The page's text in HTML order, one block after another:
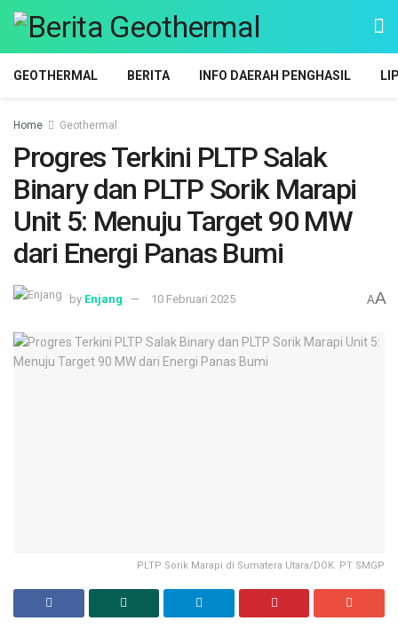
GEOTHERMAL BERITA INFO DAERAH PENGHASIL
Home Geothermal
Progres Terkini PLTP Salak
Binary dan PLTP Sorik Marapi
Unit 5: Menuju Target 90 MW
dari Energi Panas Bumi
by Enjang 10 Februari 2025 AA
PLTP Sorik Marapi di Sumatera Utara/DOK. PT SMGP